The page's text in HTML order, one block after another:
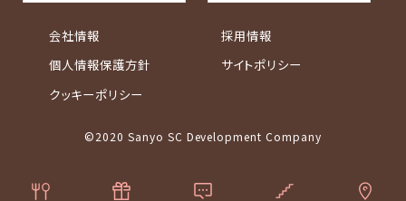
会社情報
個人情報保護方針
クッキーポリシー
採用情報
サイトポリシー
©2020 Sanyo SC Development Company